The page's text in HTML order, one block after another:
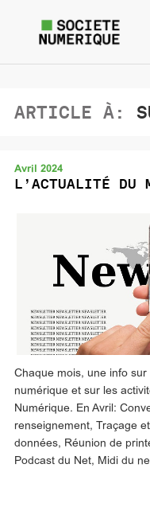
ARTICLE À:
Avril 2024
L’ACTUALITÉ DU
Chaque mois, une info sur
numérique et sur les
Numérique. En Avril:
renseignement, Traçage
données, Réunion de
Podcast du Net, Midi du